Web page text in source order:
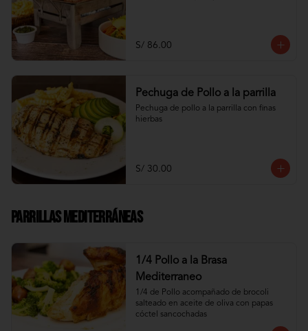
S/ 86.00
Pechuga de Pollo a la parrilla
Pechuga de pollo a la parrilla con finas
hierbas
S/ 30.00
Parrillas Mediterráneas
1/4 Pollo a la Brasa
Mediterraneo
1/4 de Pollo acompañado de brocoli
salteado en aceite de oliva con papas
cóctel sancochadas